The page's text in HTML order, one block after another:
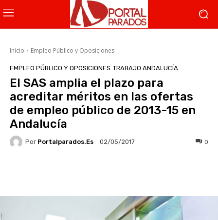
Inicio Empleo Público y Oposiciones
EMPLEO PÚBLICO Y OPOSICIONES TRABAJO ANDALUCÍA
El SAS amplia el plazo para
acreditar méritos en las ofertas
de empleo público de 2013-15 en
Andalucía
Por Portalparados.es 02/05/2017 0